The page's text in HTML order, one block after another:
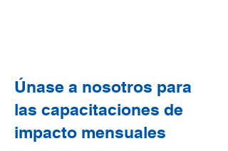
Únase a nosotros para
las capacitaciones de
impacto mensuales